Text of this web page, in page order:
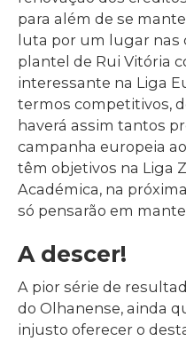
para além de se
luta por um lugar nas
plantel de Rui Vitória
interessante na Liga
termos competitivos,
haverá assim tantos
campanha europeia
têm objetivos na Liga
Académica, na
só pensarão em
A descer!
A pior série de
do Olhanense, ainda
injusto oferecer o